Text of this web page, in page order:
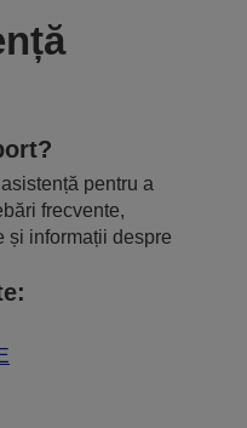
pentru a
frecvente,
și informații despre